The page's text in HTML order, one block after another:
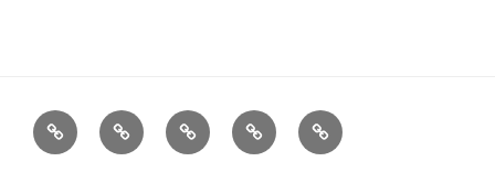
当
サ
コ
ン
集
客
シ
ン
ABOUT